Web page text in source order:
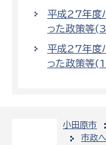
小田原市
市政
平成27年度
った政策等
平成27年度
った政策等